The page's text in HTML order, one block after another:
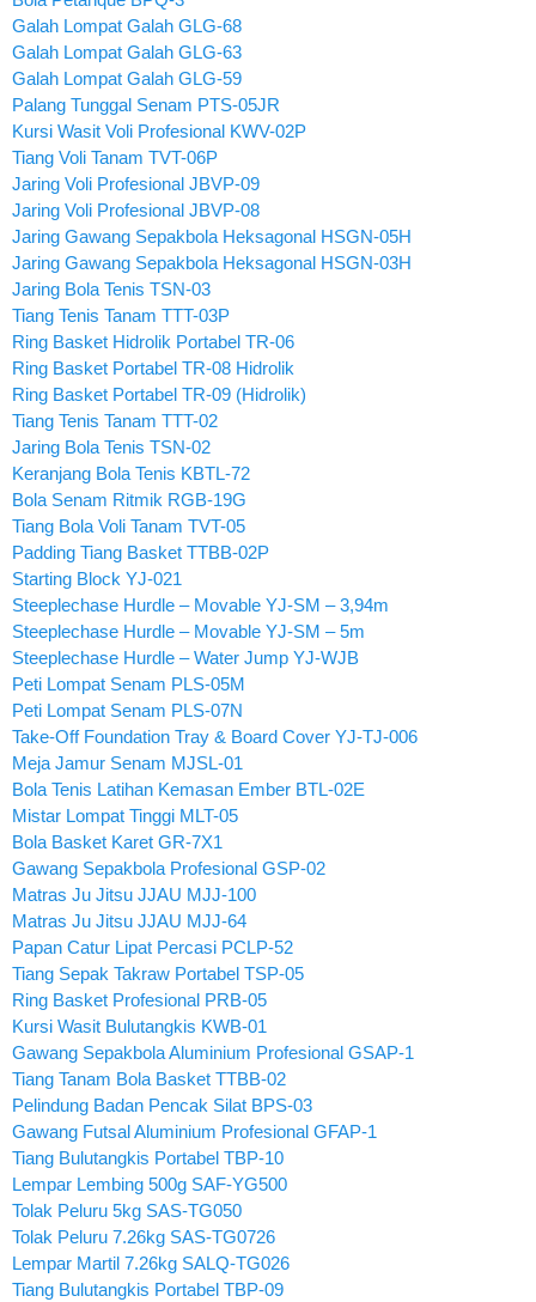
Galah Lompat Galah GLG-68
Galah Lompat Galah GLG-63
Galah Lompat Galah GLG-59
Palang Tunggal Senam PTS-05JR
Kursi Wasit Voli Profesional KWV-02P
Tiang Voli Tanam TVT-06P
Jaring Voli Profesional JBVP-09
Jaring Voli Profesional JBVP-08
Jaring Gawang Sepakbola Heksagonal HSGN-05H
Jaring Gawang Sepakbola Heksagonal HSGN-03H
Jaring Bola Tenis TSN-03
Tiang Tenis Tanam TTT-03P
Ring Basket Hidrolik Portabel TR-06
Ring Basket Portabel TR-08 Hidrolik
Ring Basket Portabel TR-09 (Hidrolik)
Tiang Tenis Tanam TTT-02
Jaring Bola Tenis TSN-02
Keranjang Bola Tenis KBTL-72
Bola Senam Ritmik RGB-19G
Tiang Bola Voli Tanam TVT-05
Padding Tiang Basket TTBB-02P
Starting Block YJ-021
Steeplechase Hurdle – Movable YJ-SM – 3,94m
Steeplechase Hurdle – Movable YJ-SM – 5m
Steeplechase Hurdle – Water Jump YJ-WJB
Peti Lompat Senam PLS-05M
Peti Lompat Senam PLS-07N
Take-Off Foundation Tray & Board Cover YJ-TJ-006
Meja Jamur Senam MJSL-01
Bola Tenis Latihan Kemasan Ember BTL-02E
Mistar Lompat Tinggi MLT-05
Bola Basket Karet GR-7X1
Gawang Sepakbola Profesional GSP-02
Matras Ju Jitsu JJAU MJJ-100
Matras Ju Jitsu JJAU MJJ-64
Papan Catur Lipat Percasi PCLP-52
Tiang Sepak Takraw Portabel TSP-05
Ring Basket Profesional PRB-05
Kursi Wasit Bulutangkis KWB-01
Gawang Sepakbola Aluminium Profesional GSAP-1
Tiang Tanam Bola Basket TTBB-02
Pelindung Badan Pencak Silat BPS-03
Gawang Futsal Aluminium Profesional GFAP-1
Tiang Bulutangkis Portabel TBP-10
Lempar Lembing 500g SAF-YG500
Tolak Peluru 5kg SAS-TG050
Tolak Peluru 7.26kg SAS-TG0726
Lempar Martil 7.26kg SALQ-TG026
Tiang Bulutangkis Portabel TBP-09